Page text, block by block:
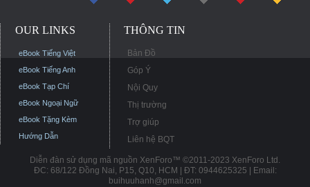
OUR LINKS
eBook Tiếng Việt
eBook Tiếng Anh
eBook Tạp Chí
eBook Ngoại Ngữ
eBook Tặng Kèm
Hướng Dẫn
THÔNG TIN
Bản Đồ
Góp Ý
Nội Quy
Thị trường
Trợ giúp
Liên hệ BQT
Diễn đàn sử dụng mã nguồn XenForo™ ©2011-2023 XenForo Ltd.
ĐC: 68/122 Đồng Nai, P15, Q10, HCM | ĐT: 0944625325 | Email:
buihuuhanh@gmail.com